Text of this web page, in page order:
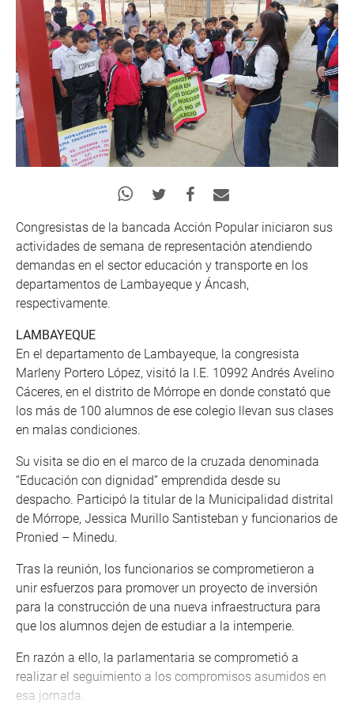
Congresistas de la bancada Acción Popular iniciaron sus
actividades de semana de representación atendiendo
demandas en el sector educación y transporte en los
departamentos de Lambayeque y Áncash,
respectivamente.
LAMBAYEQUE
En el departamento de Lambayeque, la congresista
Marleny Portero López, visitó la I.E. 10992 Andrés Avelino
Cáceres, en el distrito de Mórrope en donde constató que
los más de 100 alumnos de ese colegio llevan sus clases
en malas condiciones.
Su visita se dio en el marco de la cruzada denominada
“Educación con dignidad” emprendida desde su
despacho. Participó la titular de la Municipalidad distrital
de Mórrope, Jessica Murillo Santisteban y funcionarios de
Pronied – Minedu.
Tras la reunión, los funcionarios se comprometieron a
unir esfuerzos para promover un proyecto de inversión
para la construcción de una nueva infraestructura para
que los alumnos dejen de estudiar a la intemperie.
En razón a ello, la parlamentaria se comprometió a
realizar el seguimiento a los compromisos asumidos en
esa jornada.